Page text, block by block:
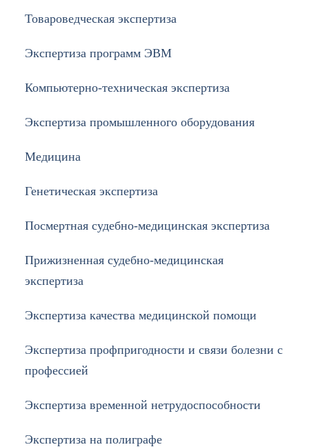
Товароведческая экспертиза
Экспертиза программ ЭВМ
Компьютерно-техническая экспертиза
Экспертиза промышленного оборудования
Медицина
Генетическая экспертиза
Посмертная судебно-медицинская экспертиза
Прижизненная судебно-медицинская
экспертиза
Экспертиза качества медицинской помощи
Экспертиза профпригодности и связи болезни с
профессией
Экспертиза временной нетрудоспособности
Экспертиза на полиграфе